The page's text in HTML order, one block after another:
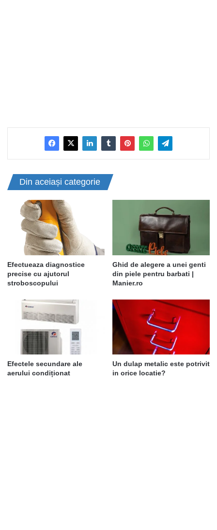
Din aceiași categorie
Efectueaza diagnostice
precise cu ajutorul
stroboscopului
Ghid de alegere a unei genti
din piele pentru barbati |
Manier.ro
Efectele secundare ale
aerului condiționat
Un dulap metalic este potrivit
in orice locatie?